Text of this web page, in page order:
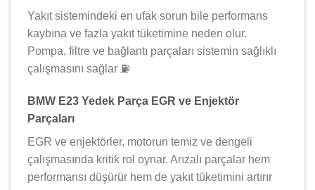
Yakıt sistemindeki en ufak sorun bile performans
kaybına ve fazla yakıt tüketimine neden olur.
Pompa, filtre ve bağlantı parçaları sistemin sağlıklı
çalışmasını sağlar ⛽
BMW E23 Yedek Parça EGR ve Enjektör
Parçaları
EGR ve enjektörler, motorun temiz ve dengeli
çalışmasında kritik rol oynar. Arızalı parçalar hem
performansı düşürür hem de yakıt tüketimini artırır